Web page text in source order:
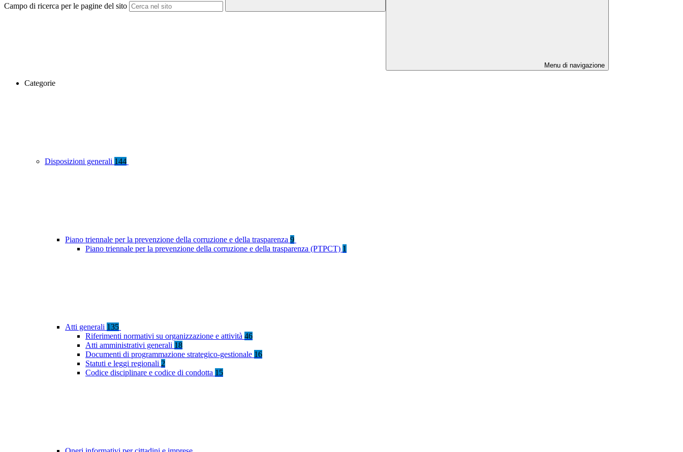
Campo di ricerca per le pagine del sito
Menu di navigazione
Categorie
Disposizioni generali 144
Piano triennale per la prevenzione della corruzione e della trasparenza 9
Piano triennale per la prevenzione della corruzione e della trasparenza (PTPCT) 1
Atti generali 135
Riferimenti normativi su organizzazione e attività 46
Atti amministrativi generali 18
Documenti di programmazione strategico-gestionale 16
Statuti e leggi regionali 2
Codice disciplinare e codice di condotta 15